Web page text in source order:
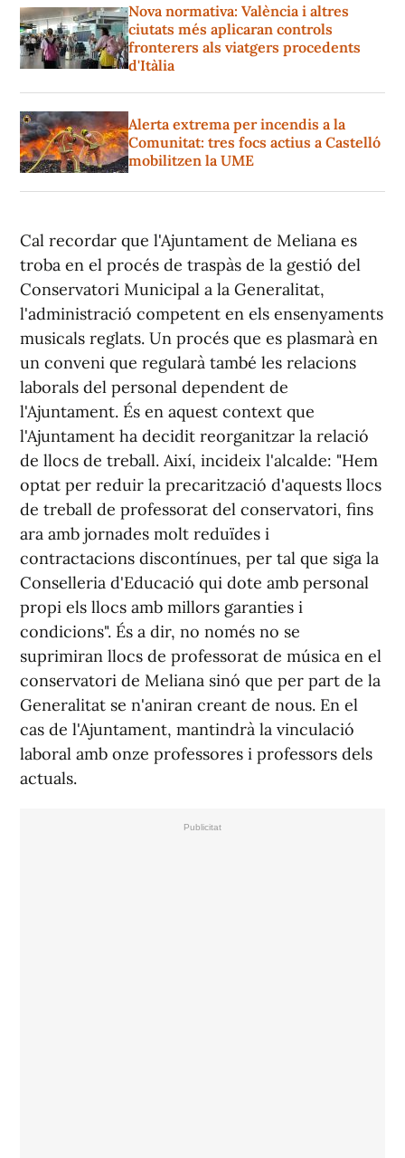
Nova normativa: València i altres
ciutats més aplicaran controls
fronterers als viatgers procedents
d'Itàlia
Alerta extrema per incendis a la
Comunitat: tres focs actius a Castelló
mobilitzen la UME
Cal recordar que l'Ajuntament de Meliana es
troba en el procés de traspàs de la gestió del
Conservatori Municipal a la Generalitat,
l'administració competent en els ensenyaments
musicals reglats. Un procés que es plasmarà en
un conveni que regularà també les relacions
laborals del personal dependent de
l'Ajuntament. És en aquest context que
l'Ajuntament ha decidit reorganitzar la relació
de llocs de treball. Així, incideix l'alcalde: "Hem
optat per reduir la precarització d'aquests llocs
de treball de professorat del conservatori, fins
ara amb jornades molt reduïdes i
contractacions discontínues, per tal que siga la
Conselleria d'Educació qui dote amb personal
propi els llocs amb millors garanties i
condicions". És a dir, no només no se
suprimiran llocs de professorat de música en el
conservatori de Meliana sinó que per part de la
Generalitat se n'aniran creant de nous. En el
cas de l'Ajuntament, mantindrà la vinculació
laboral amb onze professores i professors dels
actuals.